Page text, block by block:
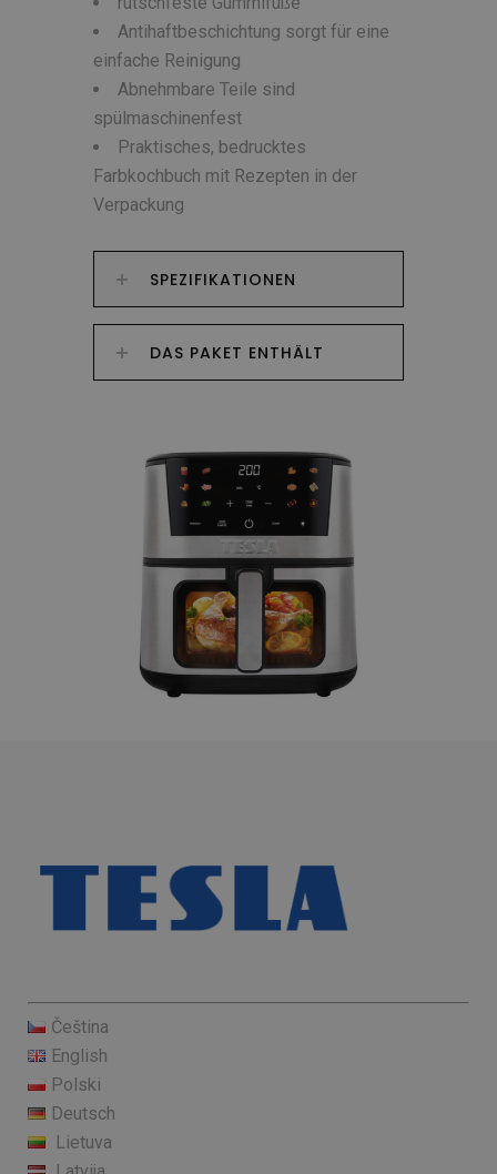
Antihaftbeschichtung sorgt für eine
einfache Reinigung
Abnehmbare Teile sind
spülmaschinenfest
Praktisches, bedrucktes
Farbkochbuch mit Rezepten in der
Verpackung
SPEZIFIKATIONEN
DAS PAKET ENTHÄLT
Čeština
English
Polski
Deutsch
Lietuva